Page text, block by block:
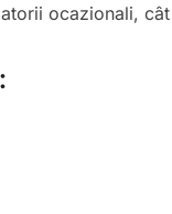
ocazionali,